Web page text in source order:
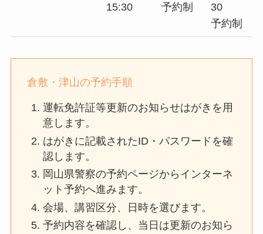
15:30
予約制
30
予約制
倉敷・津山の予約手順
運転免許証等更新のお知らせはがきを用
意します。
はがきに記載されたID・パスワードを確
認します。
岡山県警察の予約ページからインターネ
ット予約へ進みます。
会場、講習区分、日時を選びます。
予約内容を確認し、当日は更新のお知ら